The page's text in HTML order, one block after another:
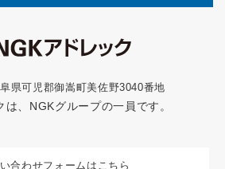
県可児郡御嵩町美佐野3040番地
は、NGKグループの一員です。
合わせフォームはこちら